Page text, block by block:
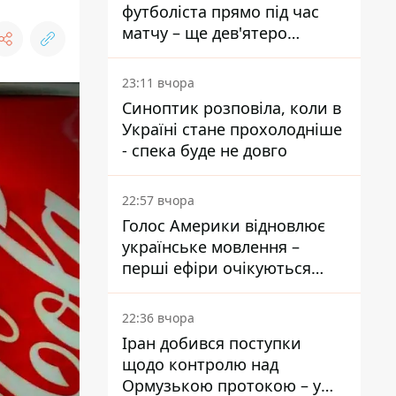
футболіста прямо під час
матчу – ще дев'ятеро
постраждали
23:11 вчора
Синоптик розповіла, коли в
Україні стане прохолодніше
- спека буде не довго
22:57 вчора
Голос Америки відновлює
українське мовлення –
перші ефіри очікуються
наступного тижня
22:36 вчора
Іран добився поступки
щодо контролю над
Ормузькою протокою – у